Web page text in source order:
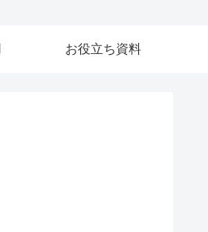
お役立ち資料